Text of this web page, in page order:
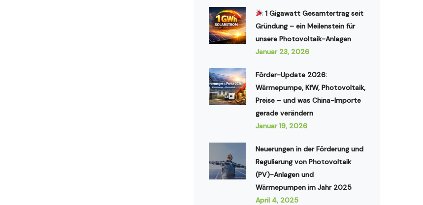
1 Gigawatt Gesamtertrag seit
Gründung – ein Meilenstein für
unsere Photovoltaik-Anlagen
Januar 23, 2026
Förder-Update 2026:
Wärmepumpe, KfW, Photovoltaik,
Preise – und was China-Importe
gerade verändern
Januar 19, 2026
Neuerungen in der Förderung und
Regulierung von Photovoltaik
(PV)-Anlagen und
Wärmepumpen im Jahr 2025
April 4, 2025